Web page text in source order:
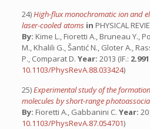
24)High-flux monochromatic ion and
laser-cooled atoms in PHYSICAL
By: Kime L., Fioretti A., Bruneau Y.,
M., Khalili G., Šantić N., Gloter A.,
P., Comparat D. Year: 2013 (IF.: 2.991
10.1103/PhysRevA.88.033424)
25)Experimental study of the
molecules by short-range
By: Fioretti A., Gabbanini C. Year:
10.1103/PhysRevA.87.054701)